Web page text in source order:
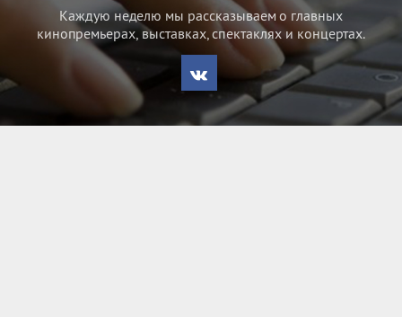
Каждую неделю мы рассказываем о главных
кинопремьерах, выставках, спектаклях и концертах.